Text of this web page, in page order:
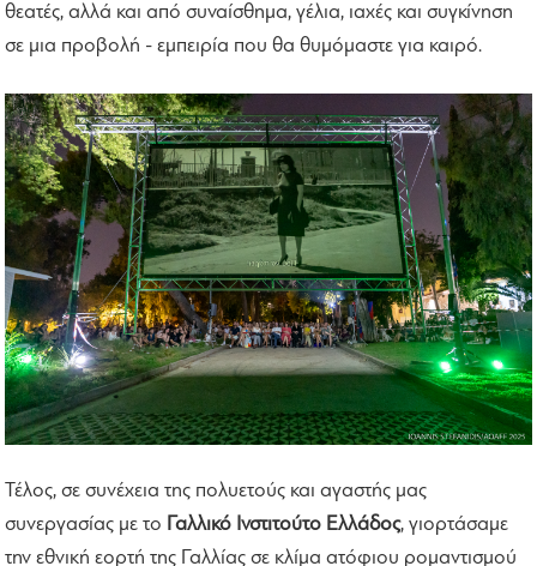
θεατές, αλλά και από συναίσθημα, γέλια, ιαχές και συγκίνηση
σε μια προβολή - εμπειρία που θα θυμόμαστε για καιρό.
Τέλος, σε συνέχεια της πολυετούς και αγαστής μας
συνεργασίας με το Γαλλικό Ινστιτούτο Ελλάδος, γιορτάσαμε
την εθνική εορτή της Γαλλίας σε κλίμα ατόφιου ρομαντισμού